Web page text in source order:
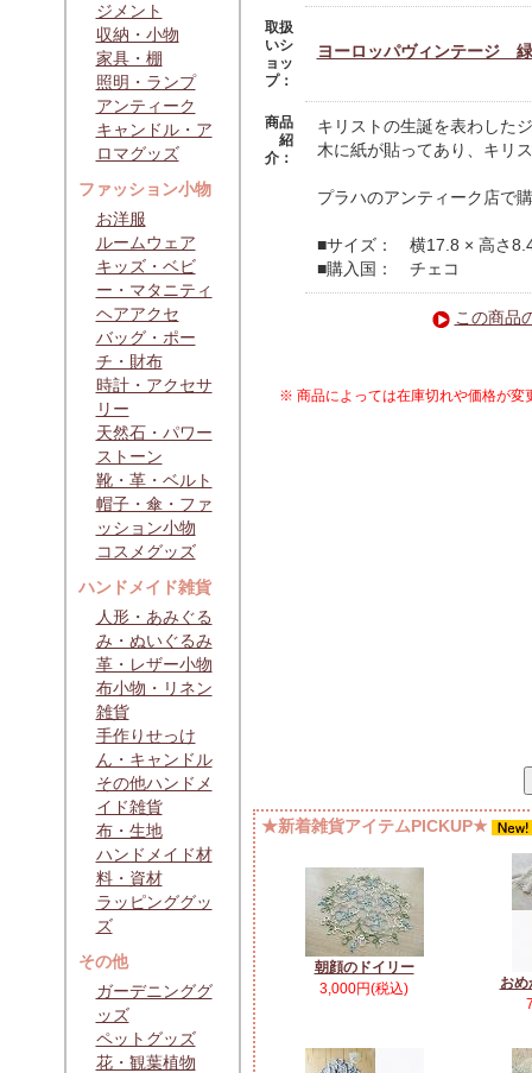
ジメント
収納・小物
家具・棚
照明・ランプ
アンティーク
キャンドル・ア
ロマグッズ
ファッション小物
お洋服
ルームウェア
キッズ・ベビ
ー・マタニティ
ヘアアクセ
バッグ・ポー
チ・財布
時計・アクセサ
リー
天然石・パワー
ストーン
靴・革・ベルト
帽子・傘・ファ
ッション小物
コスメグッズ
ハンドメイド雑貨
人形・あみぐる
み・ぬいぐるみ
革・レザー小物
布小物・リネン
雑貨
手作りせっけ
ん・キャンドル
その他ハンドメ
イド雑貨
布・生地
ハンドメイド材
料・資材
ラッピンググッ
ズ
その他
ガーデニンググ
ッズ
ペットグッズ
花・観葉植物
取扱
いシ
ョッ
プ：
ヨーロッパヴィンテージ
商品
紹
介：
キリストの生誕を表わした
木に紙が貼ってあり、キリ
プラハのアンティーク店で
■サイズ： 横17.8 × 高さ
■購入国： チェコ
この商品
※ 商品によっては在庫切れや価格が変
★新着雑貨アイテムPICKUP★
朝顔のドイリー
3,000円(税込)
お